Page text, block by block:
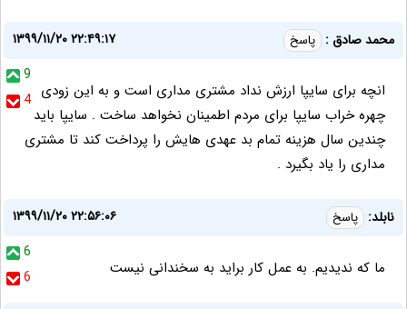
محمد صادق : پاسخ
۱۳۹۹/۱۱/۲۰ ۲۲:۴۹:۱۷
9
4 انچه برای سایپا ارزش نداد مشتری مداری است و به این زودی
چهره خراب سایپا برای مردم اطمینان نخواهد ساخت . سایپا باید
چندین سال هزینه تمام بد عهدی هایش را پرداخت کند تا مشتری
مداری را یاد بگیرد .
نابلد: پاسخ
۱۳۹۹/۱۱/۲۰ ۲۲:۵۶:۰۶
6
6
ما که ندیدیم. به عمل کار براید به سخندانی نیست